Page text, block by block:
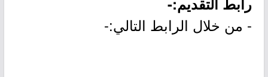
- من خلال الرابط التالي:-